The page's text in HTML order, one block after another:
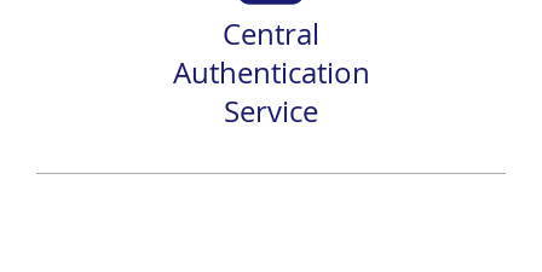
Central
Authentication
Service